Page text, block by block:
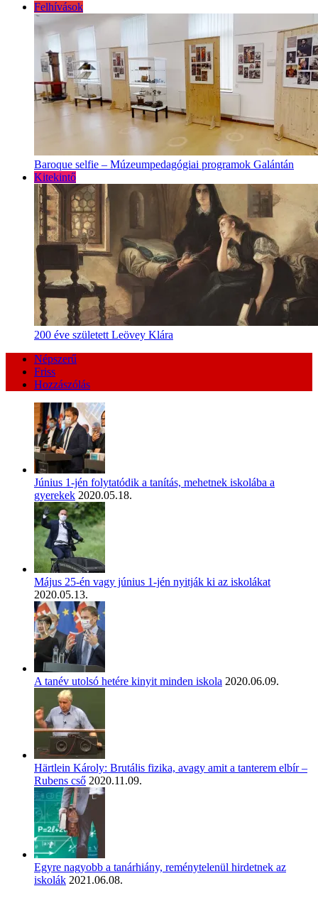
Felhívások
Baroque selfie – Múzeumpedagógiai programok Galántán
Kitekintő
200 éve született Leövey Klára
Népszerű
Friss
Hozzászólás
Június 1-jén folytatódik a tanítás, mehetnek iskolába a
gyerekek 2020.05.18.
Május 25-én vagy június 1-jén nyitják ki az iskolákat
2020.05.13.
A tanév utolsó hetére kinyit minden iskola 2020.06.09.
Härtlein Károly: Brutális fizika, avagy amit a tanterem elbír –
Rubens cső 2020.11.09.
Egyre nagyobb a tanárhiány, reménytelenül hirdetnek az
iskolák 2021.06.08.